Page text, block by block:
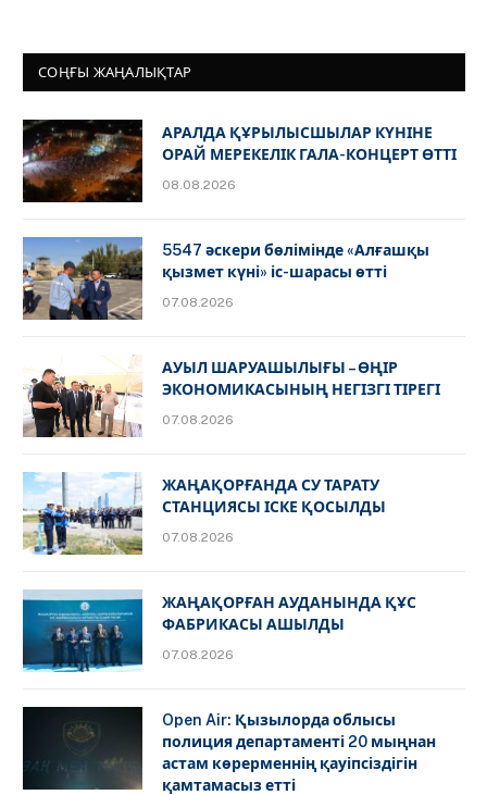
СОҢҒЫ ЖАҢАЛЫҚТАР
АРАЛДА ҚҰРЫЛЫСШЫЛАР КҮНІНЕ
ОРАЙ МЕРЕКЕЛІК ГАЛА-КОНЦЕРТ ӨТТІ
08.08.2026
5547 әскери бөлімінде «Алғашқы
қызмет күні» іс-шарасы өтті
07.08.2026
АУЫЛ ШАРУАШЫЛЫҒЫ – ӨҢІР
ЭКОНОМИКАСЫНЫҢ НЕГІЗГІ ТІРЕГІ
07.08.2026
ЖАҢАҚОРҒАНДА СУ ТАРАТУ
СТАНЦИЯСЫ ІСКЕ ҚОСЫЛДЫ
07.08.2026
ЖАҢАҚОРҒАН АУДАНЫНДА ҚҰС
ФАБРИКАСЫ АШЫЛДЫ
07.08.2026
Open Air: Қызылорда облысы
полиция департаменті 20 мыңнан
астам көрерменнің қауіпсіздігін
қамтамасыз етті